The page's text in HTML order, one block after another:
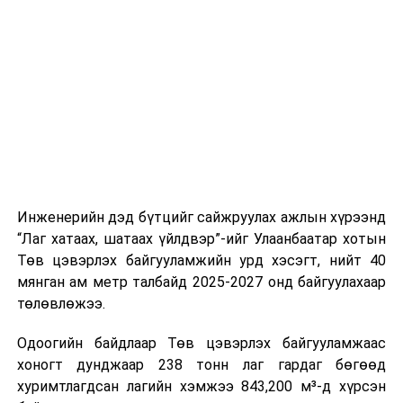
Инженерийн дэд бүтцийг сайжруулах ажлын хүрээнд
“Лаг хатаах, шатаах үйлдвэр”-ийг Улаанбаатар хотын
Төв цэвэрлэх байгууламжийн урд хэсэгт, нийт 40
мянган ам метр талбайд 2025-2027 онд байгуулахаар
төлөвлөжээ.
Одоогийн байдлаар Төв цэвэрлэх байгууламжаас
хоногт дунджаар 238 тонн лаг гардаг бөгөөд
хуримтлагдсан лагийн хэмжээ 843,200 м³-д хүрсэн